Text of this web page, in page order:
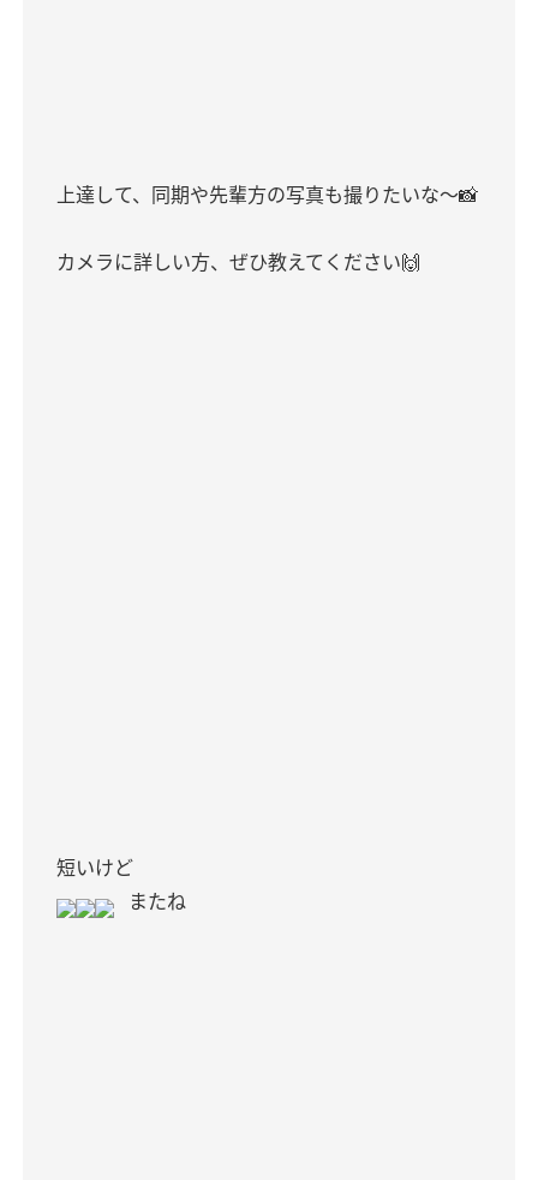
上達して、同期や先輩方の写真も撮りたいな〜📸
カメラに詳しい方、ぜひ教えてください🙌
短いけど
またね